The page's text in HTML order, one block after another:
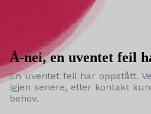
Å-nei, en uventet feil
En uventet feil har oppstått.
igjen senere, eller kontakt
behov.